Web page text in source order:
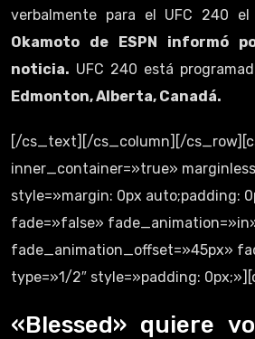
verbalmente para el UFC 240
Okamoto de ESPN informó
noticia. UFC 240 está
Edmonton, Alberta, Canadá.
[/cs_text][/cs_column][/
inner_container=»true»
style=»margin: 0px auto;padding:
fade=»false»
fade_animation_offset=»45px»
type=»1/2″ style=»padding:
«Blessed» quiere